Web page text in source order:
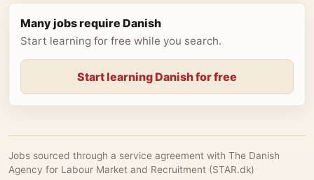
Many jobs require Danish
Start learning for free while you search.
Start learning Danish for free
Jobs sourced through a service agreement with The Danish
Agency for Labour Market and Recruitment (STAR.dk)